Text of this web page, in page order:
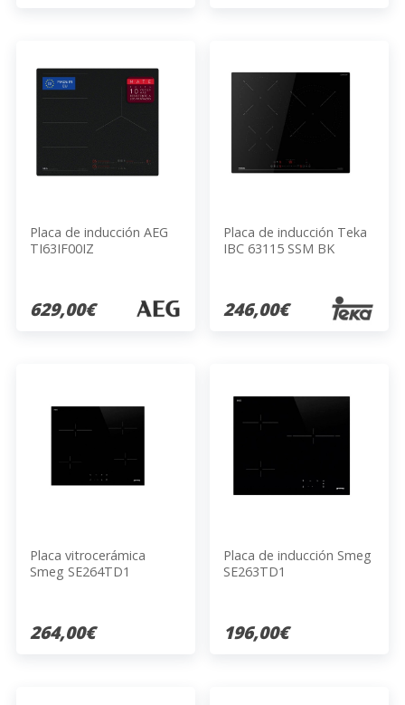
Placa de inducción AEG
TI63IF00IZ
629,00€
Placa de inducción Teka
IBC 63115 SSM BK
246,00€
Placa vitrocerámica
Smeg SE264TD1
264,00€
Placa de inducción Smeg
SE263TD1
196,00€